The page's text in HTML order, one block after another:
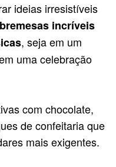
ideias irresistíveis
incríveis
, seja em um
uma celebração
com chocolate,
de confeitaria que
mais exigentes.